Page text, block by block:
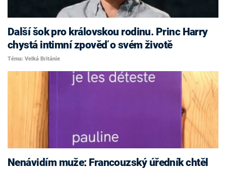
Další šok pro královskou rodinu. Princ Harry
chystá intimní zpověď o svém životě
Téma: Velká Británie
Nenávidím muže: Francouzský úředník chtěl